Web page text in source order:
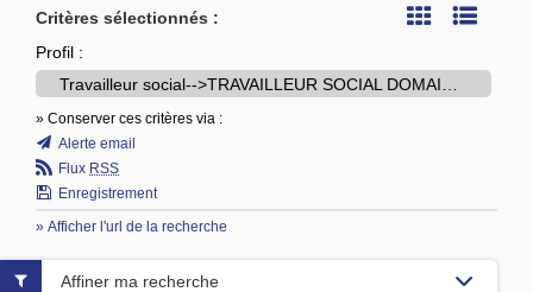
Critères sélectionnés :
Profil :
» Conserver ces critères via :
Alerte email
Flux RSS
Enregistrement
» Afficher l'url de la recherche
Affiner ma recherche